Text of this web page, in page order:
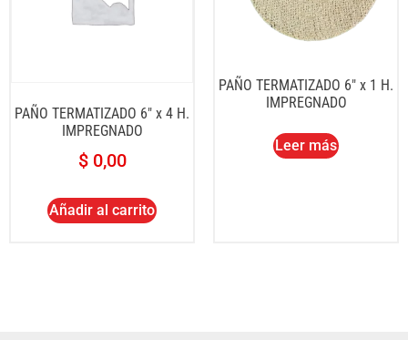
PAÑO TERMATIZADO 6″ x 4 H.
IMPREGNADO
$0,00
Añadir al carrito
PAÑO TERMATIZADO 6″ x 1 H.
IMPREGNADO
Leer más